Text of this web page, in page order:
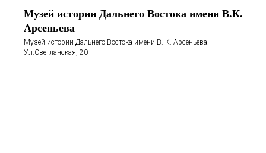
Музей истории Дальнего Востока имени В.К.
Арсеньева
Музей истории Дальнего Востока имени В. К. Арсеньева.
Ул.Светланская, 20